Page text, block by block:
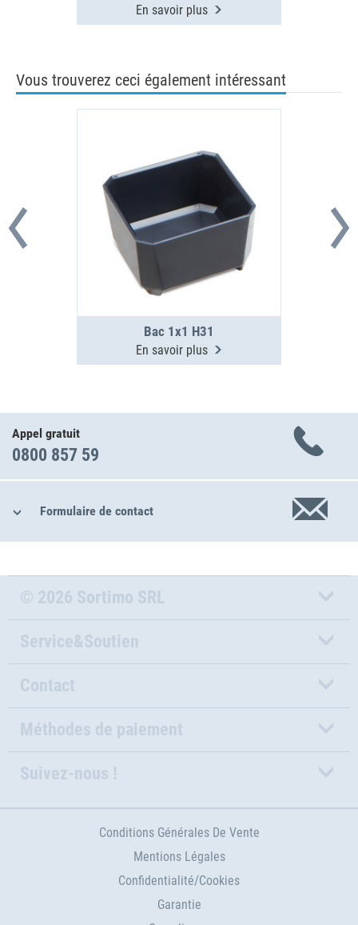
En savoir plus
Vous trouverez ceci également intéressant
Bac 1x1 H31
En savoir plus
Appel gratuit
0800 857 59
Formulaire de contact
© 2026 Sortimo SRL
Service&Soutien
Contact
Méthodes de paiement
Suivez-nous !
Conditions Générales De Vente
Mentions Légales
Confidentialité/Cookies
Garantie